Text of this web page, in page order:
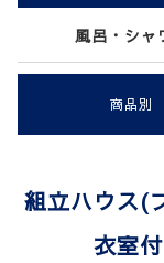
風呂・シャ
商品別
組立ハウス(
衣室